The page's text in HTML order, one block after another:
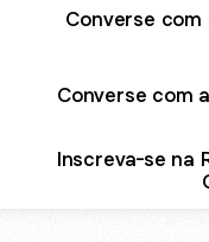
Converse com
Converse com
Inscreva-se na